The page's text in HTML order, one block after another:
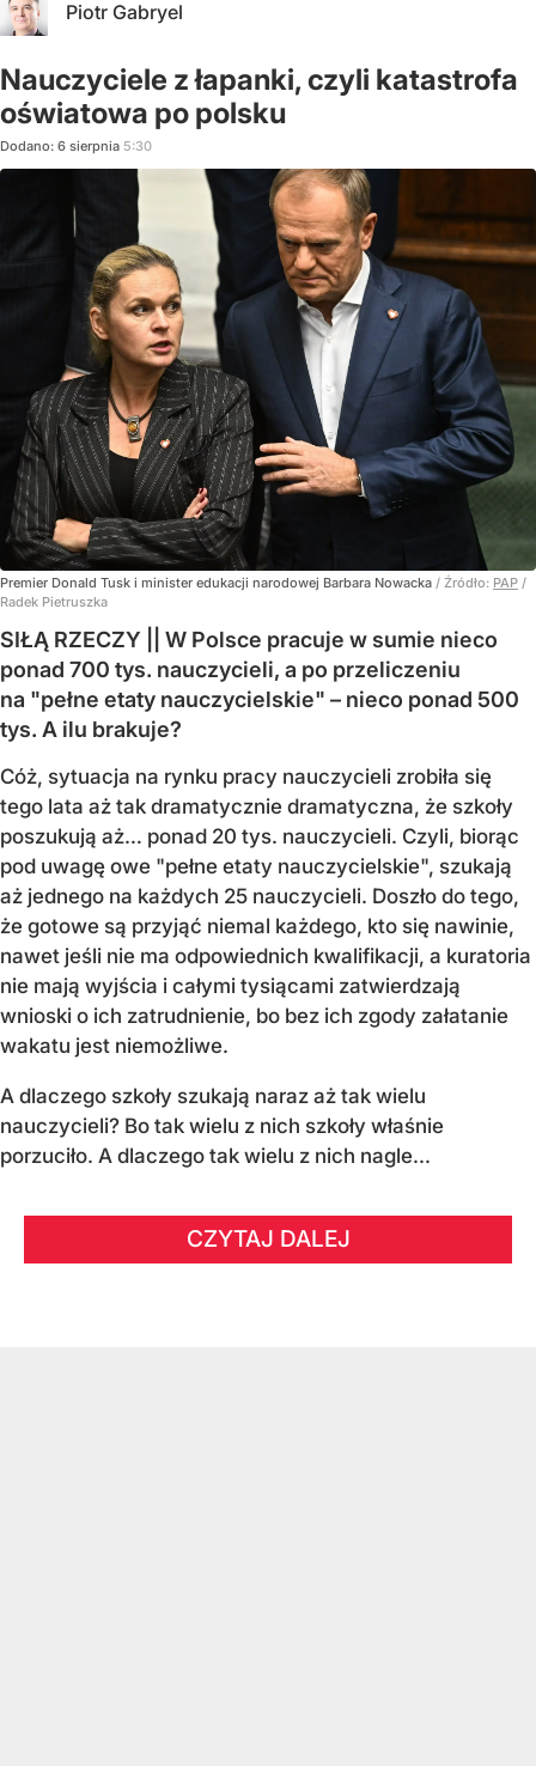
Piotr Gabryel
Nauczyciele z łapanki, czyli katastrofa
oświatowa po polsku
Dodano: 6 sierpnia 5:30
Premier Donald Tusk i minister edukacji narodowej Barbara Nowacka / Źródło: PAP /
Radek Pietruszka
SIŁĄ RZECZY || W Polsce pracuje w sumie nieco
ponad 700 tys. nauczycieli, a po przeliczeniu
na "pełne etaty nauczycielskie" – nieco ponad 500
tys. A ilu brakuje?
Cóż, sytuacja na rynku pracy nauczycieli zrobiła się
tego lata aż tak dramatycznie dramatyczna, że szkoły
poszukują aż… ponad 20 tys. nauczycieli. Czyli, biorąc
pod uwagę owe "pełne etaty nauczycielskie", szukają
aż jednego na każdych 25 nauczycieli. Doszło do tego,
że gotowe są przyjąć niemal każdego, kto się nawinie,
nawet jeśli nie ma odpowiednich kwalifikacji, a kuratoria
nie mają wyjścia i całymi tysiącami zatwierdzają
wnioski o ich zatrudnienie, bo bez ich zgody załatanie
wakatu jest niemożliwe.
A dlaczego szkoły szukają naraz aż tak wielu
nauczycieli? Bo tak wielu z nich szkoły właśnie
porzuciło. A dlaczego tak wielu z nich nagle...
CZYTAJ DALEJ